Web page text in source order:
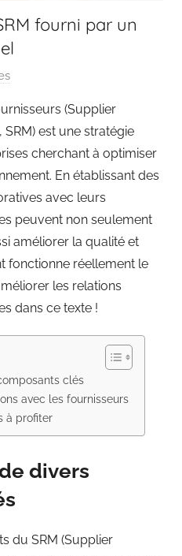
fourni par un
(Supplier
est une stratégie
cherchant à optimiser
En établissant des
avec leurs
peuvent non seulement
améliorer la qualité et
fonctionne réellement le
les relations
dans ce texte !
clés
avec les fournisseurs
à profiter
divers
du SRM (Supplier